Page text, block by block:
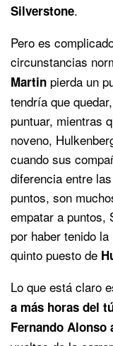
Silverstone.
Pero es
circunstancias
Martin pierda un
tendría que
puntuar, mientras
noveno,
cuando sus
diferencia entre
puntos, son
empatar a puntos,
por haber tenido
quinto puesto de
Lo que está claro
a más horas del
Fernando Alonso